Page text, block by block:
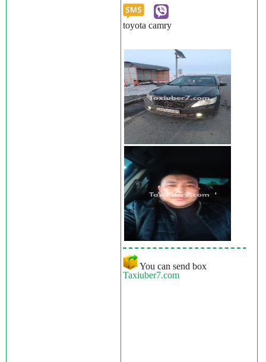
toyota camry
You can send box
Taxiuber7.com